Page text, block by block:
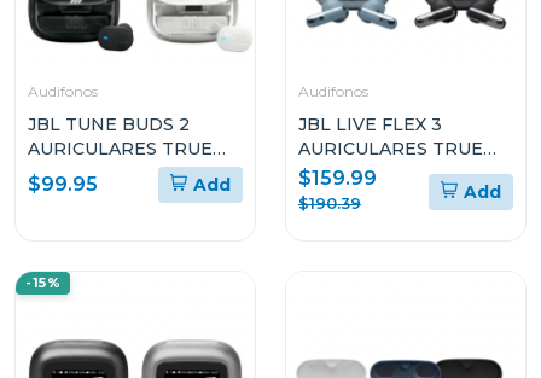
Audifonos
JBL TUNE BUDS 2
AURICULARES TRUE
WIRELESS CON
CANCELACIÓN DE
$99.95 Add
Audifonos
JBL LIVE FLEX 3
AURICULARES TRUE
WIRELESS CON
CANCELACIÓN DE
$159.99
$190.39
Add
-15%